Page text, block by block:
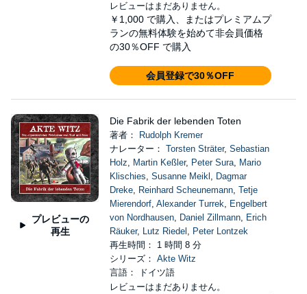
レビューはまだありません。
￥1,000 で購入、またはプレミアムプ
ランの無料体験を始めて非会員価格
の30％OFF で購入
会員登録で30％OFF
プレビューの
再生
Die Fabrik der lebenden Toten
著者：
Rudolph Kremer
ナレーター： Torsten Sträter, Sebastian
Holz, Martin Keßler, Peter Sura, Mario
Klischies, Susanne Meikl , Dagmar
Dreke, Reinhard Scheunemann, Tetje
Mierendorf, Alexander Turrek, Engelbert
von Nordhausen, Daniel Zillmann, Erich
Räuker, Lutz Riedel , Peter Lontzek
再生時間： 1 時間 8 分
シリーズ： Akte Witz
言語： ドイツ語
レビューはまだありません。